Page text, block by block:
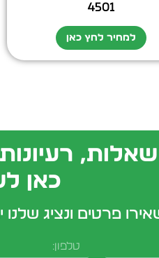
4501
למחיר לחץ כאן
שאלות,
כאן
פרטים ונציג
טלפון